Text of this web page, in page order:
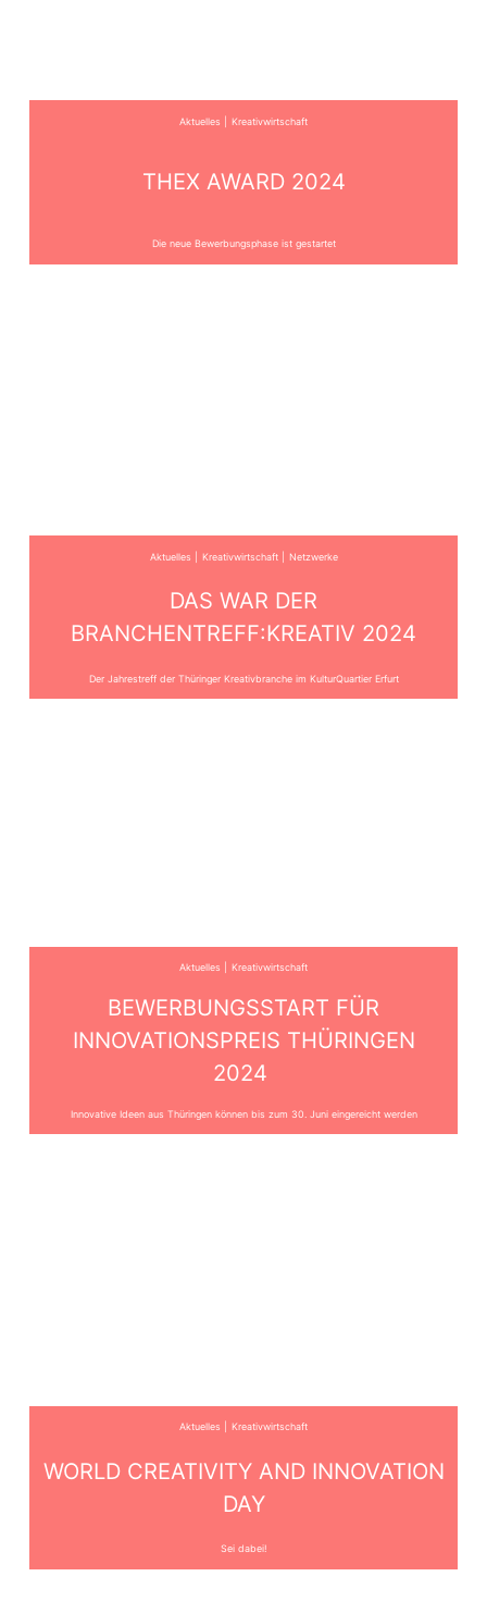
Aktuelles Kreativwirtschaft
THEX AWARD 2024
Die neue Bewerbungsphase ist gestartet
Aktuelles Kreativwirtschaft Netzwerke
DAS WAR DER
BRANCHENTREFF:KREATIV 2024
Der Jahrestreff der Thüringer Kreativbranche im KulturQuartier Erfurt
Aktuelles Kreativwirtschaft
BEWERBUNGSSTART FÜR
INNOVATIONSPREIS THÜRINGEN
2024
Innovative Ideen aus Thüringen können bis zum 30. Juni eingereicht werden
Aktuelles Kreativwirtschaft
WORLD CREATIVITY AND INNOVATION
DAY
Sei dabei!